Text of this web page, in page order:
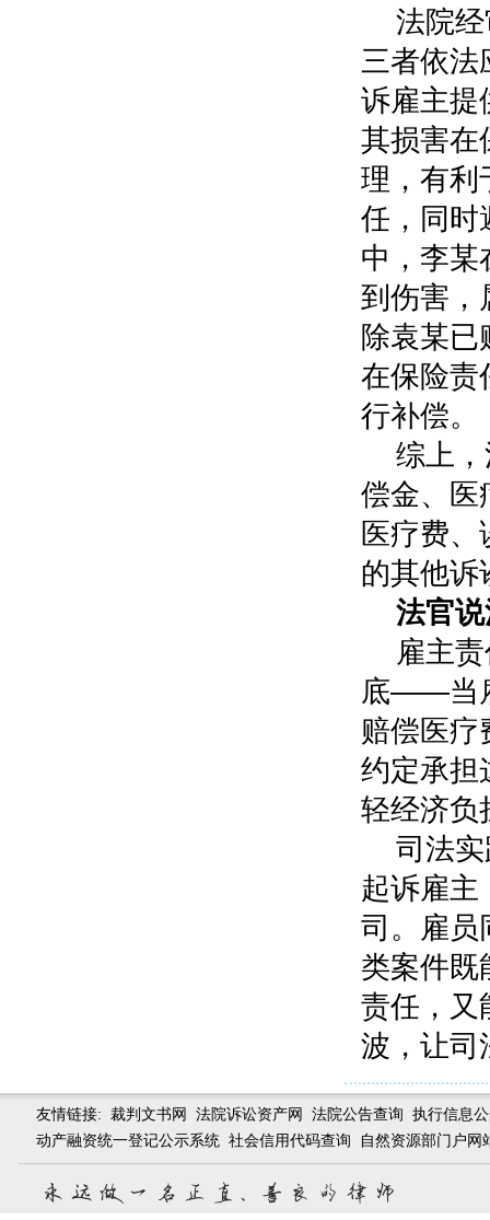
法院
三者依法
诉雇主提
其损害在
理，有利
任，同时
中，李某
到伤害，
除袁某
在保险责
行补偿。
综上
偿金、医
医疗费
的其他诉
法官
雇主
底——当
赔偿医疗
约定承担
轻经济负
司法
起诉雇主
司。雇员
类案件既
责任，又
波，让司
友情链接: 裁判文书网 法院诉讼资产网 法院公告查询 执行信息
动产融资统一登记公示系统 社会信用代码查询 自然资源部门户网